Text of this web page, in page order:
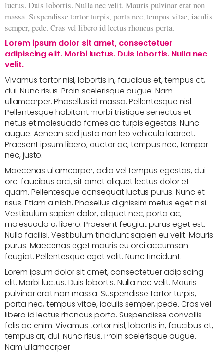
luctus. Duis lobortis. Nulla nec velit. Mauris pulvinar erat non
massa. Suspendisse tortor turpis, porta nec, tempus vitae, iaculis
semper, pede. Cras vel libero id lectus rhoncus porta.
Lorem ipsum dolor sit amet, consectetuer
adipiscing elit. Morbi luctus. Duis lobortis. Nulla nec
velit.
Vivamus tortor nisl, lobortis in, faucibus et, tempus at,
dui. Nunc risus. Proin scelerisque augue. Nam
ullamcorper. Phasellus id massa. Pellentesque nisl.
Pellentesque habitant morbi tristique senectus et
netus et malesuada fames ac turpis egestas. Nunc
augue. Aenean sed justo non leo vehicula laoreet.
Praesent ipsum libero, auctor ac, tempus nec, tempor
nec, justo.
Maecenas ullamcorper, odio vel tempus egestas, dui
orci faucibus orci, sit amet aliquet lectus dolor et
quam. Pellentesque consequat luctus purus. Nunc et
risus. Etiam a nibh. Phasellus dignissim metus eget nisi.
Vestibulum sapien dolor, aliquet nec, porta ac,
malesuada a, libero. Praesent feugiat purus eget est.
Nulla facilisi. Vestibulum tincidunt sapien eu velit. Mauris
purus. Maecenas eget mauris eu orci accumsan
feugiat. Pellentesque eget velit. Nunc tincidunt.
Lorem ipsum dolor sit amet, consectetuer adipiscing
elit. Morbi luctus. Duis lobortis. Nulla nec velit. Mauris
pulvinar erat non massa. Suspendisse tortor turpis,
porta nec, tempus vitae, iaculis semper, pede. Cras vel
libero id lectus rhoncus porta. Suspendisse convallis
felis ac enim. Vivamus tortor nisl, lobortis in, faucibus et,
tempus at, dui. Nunc risus. Proin scelerisque augue.
Nam ullamcorper